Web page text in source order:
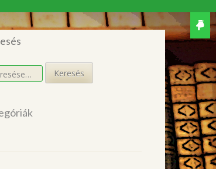
Keresés